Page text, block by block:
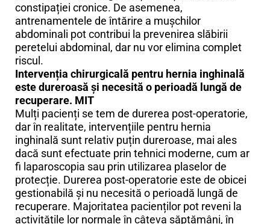
constipației cronice. De asemenea,
antrenamentele de întărire a mușchilor
abdominali pot contribui la prevenirea slăbirii
peretelui abdominal, dar nu vor elimina complet
riscul.
Intervenția chirurgicală pentru hernia inghinală
este dureroasă și necesită o perioadă lungă de
recuperare. MIT
Mulți pacienți se tem de durerea post-operatorie,
dar în realitate, intervențiile pentru hernia
inghinală sunt relativ puțin dureroase, mai ales
dacă sunt efectuate prin tehnici moderne, cum ar
fi laparoscopia sau prin utilizarea plaselor de
protecție. Durerea post-operatorie este de obicei
gestionabilă și nu necesită o perioadă lungă de
recuperare. Majoritatea pacienților pot reveni la
activitățile lor normale în câteva săptămâni, în